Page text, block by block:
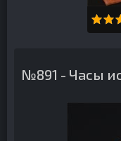
№891 - Часы